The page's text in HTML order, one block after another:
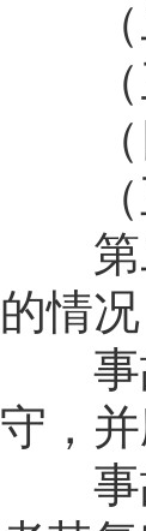
（
（
（
（
第
的情
事故
守，
事故